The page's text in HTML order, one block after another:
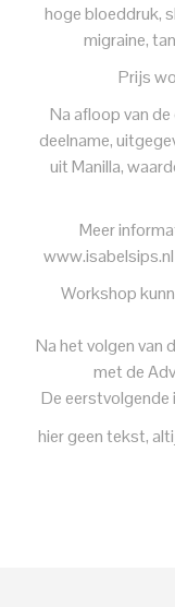
hoge bloeddruk,
migraine,
Prijs
Na afloop van
deelname,
uit Manilla,
Meer
Workshop
Na het volgen van
met de
De eerstvolgende
hier geen tekst,